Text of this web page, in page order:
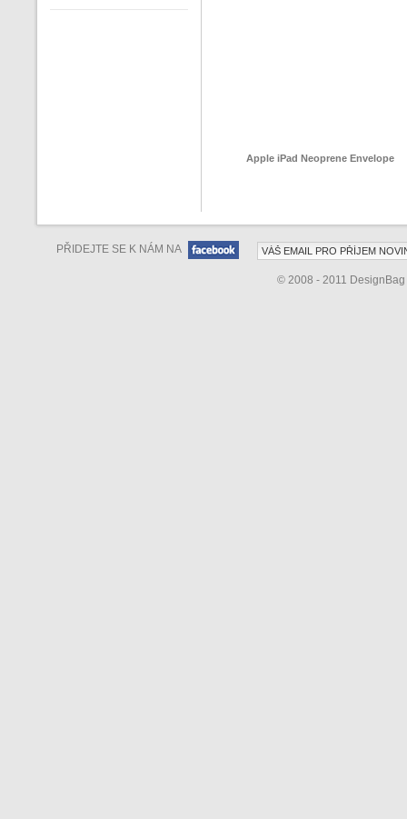
Apple iPad Neoprene Envelope
PŘIDEJTE SE K NÁM NA
© 2008 - 2011 DesignBag